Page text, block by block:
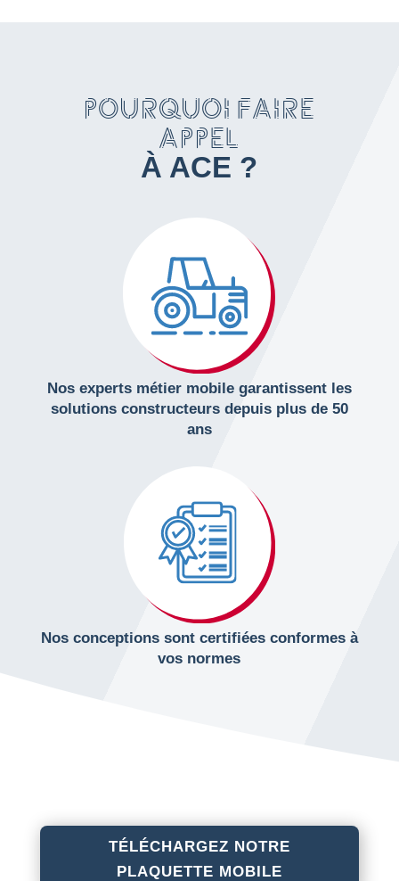
POURQUOI FAIRE
APPEL
À ACE ?
Nos experts métier mobile garantissent les
solutions constructeurs depuis plus de 50
ans
Nos conceptions sont certifiées conformes à
vos normes
TÉLÉCHARGEZ NOTRE
PLAQUETTE MOBILE